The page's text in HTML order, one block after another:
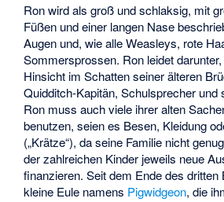
Ron wird als groß und schlaksig, mit
Füßen und einer langen Nase
Augen und, wie alle Weasleys, rote
Sommersprossen. Ron leidet
Hinsicht im Schatten seiner älteren
Quidditch-Kapitän, Schulsprecher und
Ron muss auch viele ihrer alten
benutzen, seien es Besen, Kleidung
(„Krätze“), da seine Familie nicht
der zahlreichen Kinder jeweils neue
finanzieren. Seit dem Ende des dritten
kleine Eule namens Pigwidgeon, die